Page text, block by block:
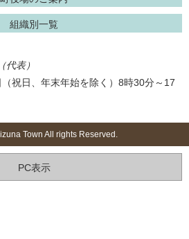
組織別一覧
表）
祝日、年末年始を除く）8時30分～17
Town All rights Reserved.
PC表示